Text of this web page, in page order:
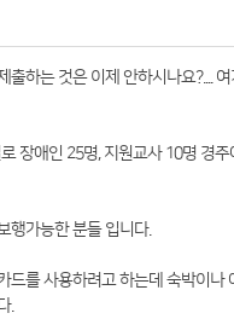
출하는 것은 이제 안하시나요?....
장애인 25명, 지원교사 10명 경
행가능한 분들 입니다.
드를 사용하려고 하는데 숙박이나
.